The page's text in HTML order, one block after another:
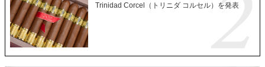
Trinidad Corcel（トリニダ コルセル）を発表